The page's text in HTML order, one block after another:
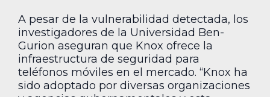
A pesar de la vulnerabilidad detectada, los
investigadores de la Universidad Ben-
Gurion aseguran que Knox ofrece la
infraestructura de seguridad para
teléfonos móviles en el mercado. “Knox ha
sido adoptado por diversas organizaciones